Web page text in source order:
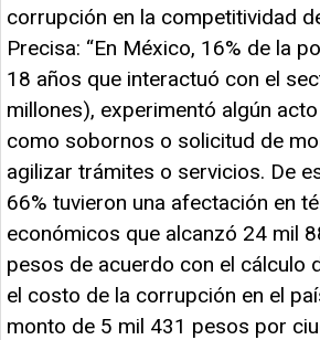
corrupción en la competitividad
Precisa: “En México, 16% de la
18 años que interactuó con el
millones), experimentó algún
como sobornos o solicitud de
agilizar trámites o servicios. De
66% tuvieron una afectación en
económicos que alcanzó 24 mil
pesos de acuerdo con el cálculo
el costo de la corrupción en el
monto de 5 mil 431 pesos por